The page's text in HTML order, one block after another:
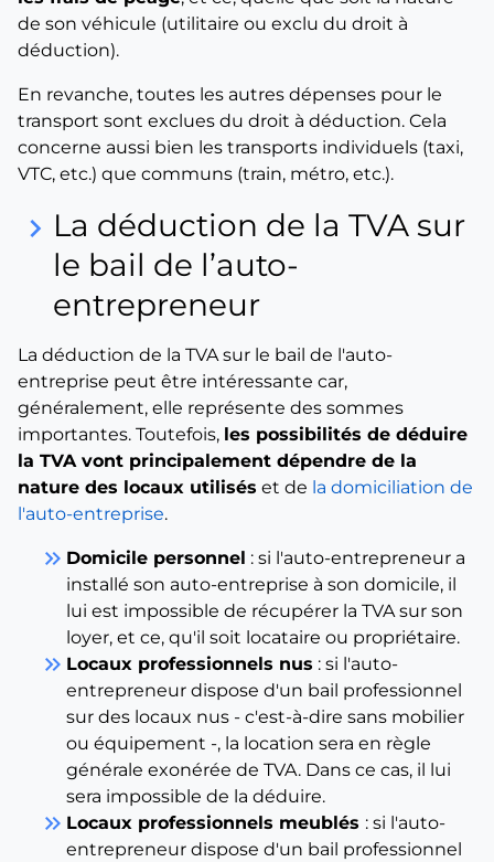
de son véhicule (utilitaire ou exclu du droit à
déduction).
En revanche, toutes les autres dépenses pour le
transport sont exclues du droit à déduction. Cela
concerne aussi bien les transports individuels (taxi,
VTC, etc.) que communs (train, métro, etc.).
keyboard_arrow_right La déduction de la TVA sur
le bail de l’auto-
entrepreneur
La déduction de la TVA sur le bail de l'auto-
entreprise peut être intéressante car,
généralement, elle représente des sommes
importantes. Toutefois, les possibilités de déduire
la TVA vont principalement dépendre de la
nature des locaux utilisés et de la domiciliation de
l'auto-entreprise.
keyboard_double_arrow_right Domicile personnel : si l'auto-entrepreneur a
installé son auto-entreprise à son domicile, il
lui est impossible de récupérer la TVA sur son
loyer, et ce, qu'il soit locataire ou propriétaire.
keyboard_double_arrow_right Locaux professionnels nus : si l'auto-
entrepreneur dispose d'un bail professionnel
sur des locaux nus - c'est-à-dire sans mobilier
ou équipement -, la location sera en règle
générale exonérée de TVA. Dans ce cas, il lui
sera impossible de la déduire.
keyboard_double_arrow_right Locaux professionnels meublés : si l'auto-
entrepreneur dispose d'un bail professionnel